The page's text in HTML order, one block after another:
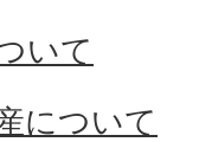
いて
について